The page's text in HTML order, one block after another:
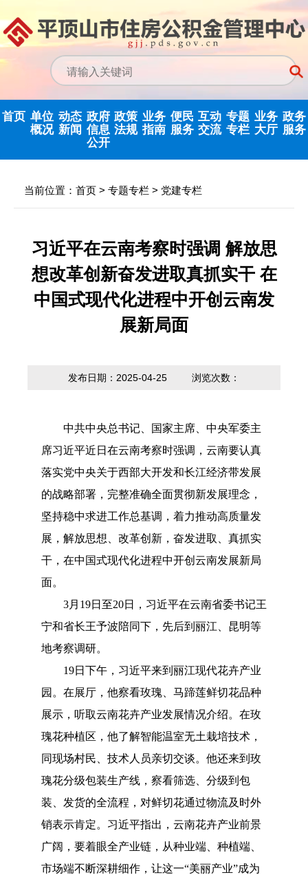
首页 单位
概况
中心领导
决策机构
机构职能
内设科室
动态
新闻
行业新闻
政府
信息
公开
信息公开制度
政府信息公开
年度报告
依申请公开
法定主动公开
内容
政策
法规
国家政策法规
省级政策法规
市中心政策法
规
政策解读
业务
指南
提取业务指南
贷款业务指南
便民
服务
利率公告
常见问题
网点查询
贷款计算器
互动
交流
互动反馈
意见征集
办理统计
专题
专栏
纪检监察
优化营商环境
法治政府建设
业务
大厅
省政务
政务
服务
当前位置： 首页 > 专题专栏 > 党建专栏
习近平在云南考察时强调 解放思
想改革创新奋发进取真抓实干 在
中国式现代化进程中开创云南发
展新局面
发布日期：2025-04-25 浏览次数：
中共中央总书记、国家主席、中央军委主
席习近平近日在云南考察时强调，云南要认真
落实党中央关于西部大开发和长江经济带发展
的战略部署，完整准确全面贯彻新发展理念，
坚持稳中求进工作总基调，着力推动高质量发
展，解放思想、改革创新，奋发进取、真抓实
干，在中国式现代化进程中开创云南发展新局
面。
3月19日至20日，习近平在云南省委书记王
宁和省长王予波陪同下，先后到丽江、昆明等
地考察调研。
19日下午，习近平来到丽江现代花卉产业
园。在展厅，他察看玫瑰、马蹄莲鲜切花品种
展示，听取云南花卉产业发展情况介绍。在玫
瑰花种植区，他了解智能温室无土栽培技术，
同现场村民、技术人员亲切交谈。他还来到玫
瑰花分级包装生产线，察看筛选、分级到包
装、发货的全流程，对鲜切花通过物流及时外
销表示肯定。习近平指出，云南花卉产业前景
广阔，要着眼全产业链，从种业端、种植端、
市场端不断深耕细作，让这一“美丽产业”成为